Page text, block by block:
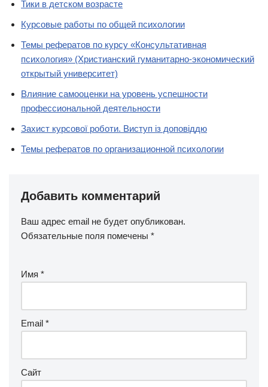
Тики в детском возрасте
Курсовые работы по общей психологии
Темы рефератов по курсу «Консультативная
психология» (Христианский гуманитарно-экономический
открытый университет)
Влияние самооценки на уровень успешности
профессиональной деятельности
Захист курсової роботи. Виступ із доповіддю
Темы рефератов по организационной психологии
Добавить комментарий
Ваш адрес email не будет опубликован.
Обязательные поля помечены *
Имя *
Email *
Сайт